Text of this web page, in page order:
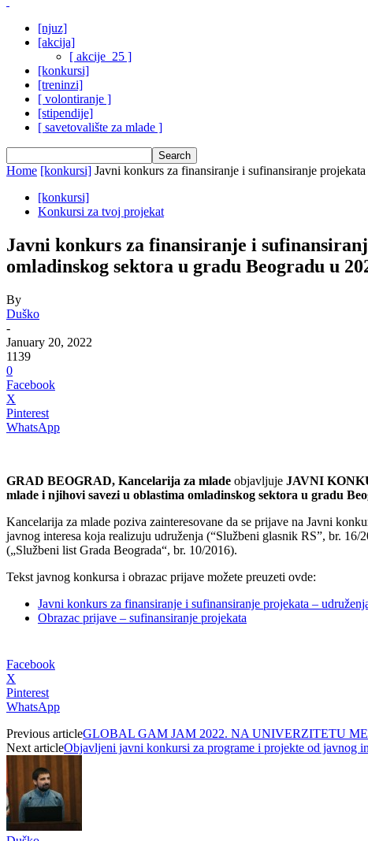
[njuz]
[akcija]
[ akcije_25 ]
[konkursi]
[treninzi]
[ volontiranje ]
[stipendije]
[ savetovalište za mlade ]
Home [konkursi] Javni konkurs za finansiranje i sufinansiranje
[konkursi]
Konkursi za tvoj projekat
Javni konkurs za finansiranje i
omladinskog sektora u gradu Beogradu u
By
Duško
-
January 20, 2022
1139
0
Facebook
X
Pinterest
WhatsApp
GRAD BEOGRAD, Kancelarija za mlade objavljuje JAVNI
mlade i njihovi savezi u oblastima omladinskog sektora u gradu
Kancelarija za mlade poziva zainteresovane da se prijave na Javni
javnog interesa koja realizuju udruženja (“Službeni glasnik RS”, br.
(„Službeni list Grada Beograda“, br. 10/2016).
Tekst javnog konkursa i obrazac prijave možete preuzeti ovde:
Javni konkurs za finansiranje i sufinansiranje projekata –
Obrazac prijave – sufinansiranje projekata
Facebook
X
Pinterest
WhatsApp
Previous articleGLOBAL GAM JAM 2022. NA UNIVERZITETU
Next articleObjavljeni javni konkursi za programe i projekte od javnog